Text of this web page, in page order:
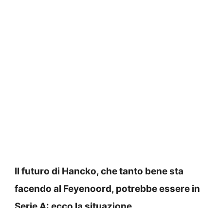
Il futuro di Hancko, che tanto bene sta
facendo al Feyenoord, potrebbe essere in